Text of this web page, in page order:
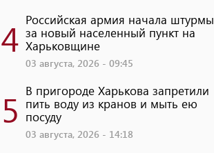
4 Российская армия начала штурмы
за новый населенный пункт на
Харьковщине
03 августа, 2026 - 09:45
5 В пригороде Харькова запретили
пить воду из кранов и мыть ею
посуду
03 августа, 2026 - 14:18